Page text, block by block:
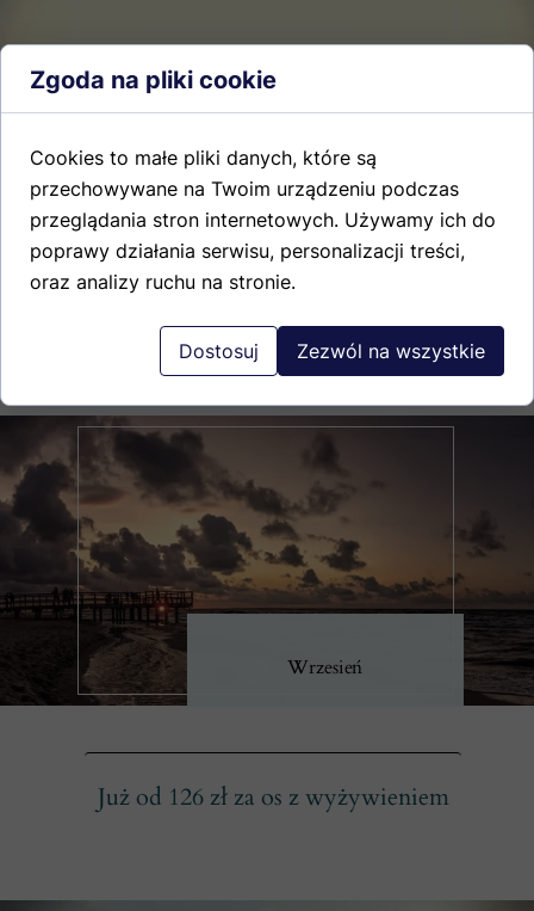
Już od 126 zł za os z wyżywieniem
Wrzesień
Początek Wakacji
Zgoda na pliki cookie
Cookies to małe pliki danych, które są
przechowywane na Twoim urządzeniu podczas
przeglądania stron internetowych. Używamy ich do
poprawy działania serwisu, personalizacji treści,
oraz analizy ruchu na stronie.
Dostosuj Zezwól na wszystkie